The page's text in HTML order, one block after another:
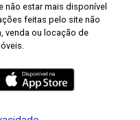
não estar mais disponível
feitas pelo site não
venda ou locação de